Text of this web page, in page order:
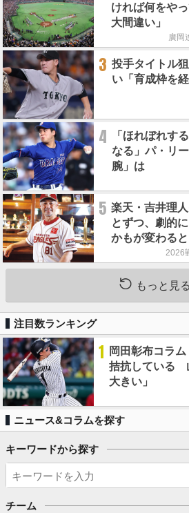
ければ何をや
大間違い」
廣岡
3 投手タイトル
い「育成枠を
4
「ほれぼれす
なる」パ・リ
腕」は
5 楽天・吉井理
とずつ、劇的
かもが変わる
って良くない
2026
もっと見る
注目数ランキング
1
岡田彰布コラ
拮抗している
大きい」
ニュース&コラムを探す
キーワードから探す
チーム